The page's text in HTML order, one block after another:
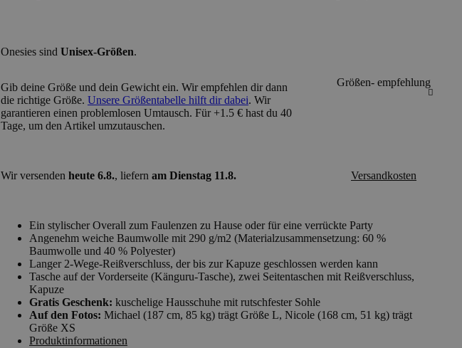
Onesies sind Unisex-Größen.
Gib deine Größe und dein Gewicht ein. Wir empfehlen dir dann
die richtige Größe. Unsere Größentabelle hilft dir dabei. Wir
garantieren einen problemlosen Umtausch. Für +1.5 € hast du 40
Tage, um den Artikel umzutauschen.
Größen- empfehlung
Wir versenden heute 6.8., liefern am Dienstag 11.8. Versandkosten
Ein stylischer Overall zum Faulenzen zu Hause oder für eine verrückte Party
Angenehm weiche Baumwolle mit 290 g/m2 (Materialzusammensetzung: 60 %
Baumwolle und 40 % Polyester)
Langer 2-Wege-Reißverschluss, der bis zur Kapuze geschlossen werden kann
Tasche auf der Vorderseite (Känguru-Tasche), zwei Seitentaschen mit Reißverschluss,
Kapuze
Gratis Geschenk: kuschelige Hausschuhe mit rutschfester Sohle
Auf den Fotos: Michael (187 cm, 85 kg) trägt Größe L, Nicole (168 cm, 51 kg) trägt
Größe XS
Produktinformationen